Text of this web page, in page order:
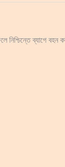
ব্যাগে বহন